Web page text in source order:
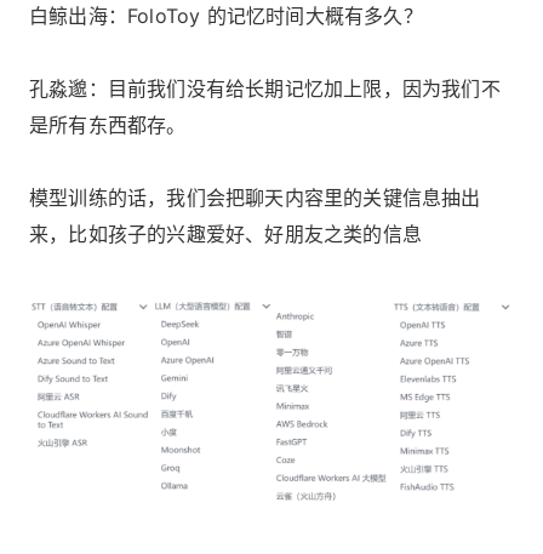
白鲸出海：FoloToy 的记忆时间大概有多久？
孔淼邈：目前我们没有给长期记忆加上限，因为我们不
是所有东西都存。
模型训练的话，我们会把聊天内容里的关键信息抽出
来，比如孩子的兴趣爱好、好朋友之类的信息